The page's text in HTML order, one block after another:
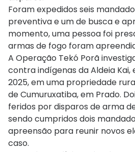
Foram expedidos seis
preventiva e um de busca e
momento, uma pessoa foi
armas de fogo foram
A Operação Tekó Porã
contra indígenas da Aldeia Kai,
2025, em uma propriedade
deCumuruxatiba, em Prado.
feridos por disparos de arma
sendo cumpridos dois
apreensão para reunir novos
caso.